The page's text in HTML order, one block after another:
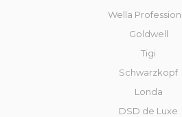
Wella
Goldwell
Tigi
Schwarzkopf
Londa
DSD de Luxe